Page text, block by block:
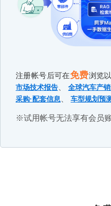
注册帐号后可在免费浏览
市场技术报告 全球汽车产
采购·配套信息
车型规划预
※试用帐号无法享有会员